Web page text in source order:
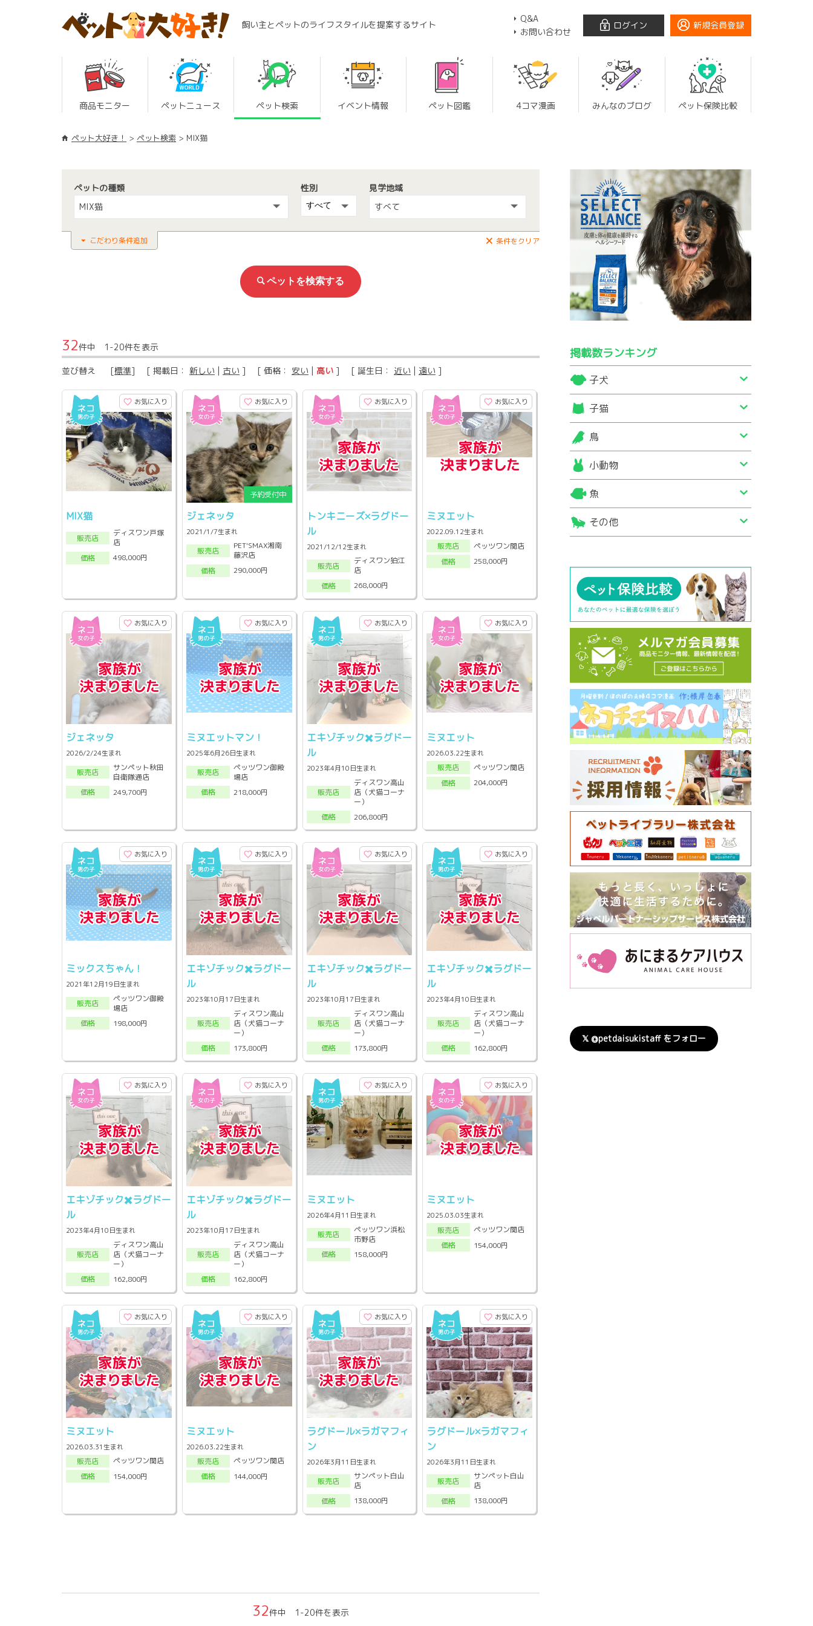
飼い主とペットのライフスタイルを提案するサイト
Q&A
お問い合わせ
ログイン 新規会員登録
商品モニター ペットニュース ペット検索 イベント情報 ペット図鑑 4コマ漫画 みんなのブログ ペット保険比較
ペット大好き！ ペット検索 MIX猫
ペットの種類
MIX猫
性別
見学地域
すべて
こだわり条件追加 条件をクリア
32件中 1-20件を表示
並び替え [標準] [ 掲載日： 新しい | 古い ] [ 価格： 安い | 高い ] [ 誕生日： 近い | 遠い ]
お気に入り
MIX猫
販売店
ディスワン戸塚
店
価格
498,000円
お気に入り
ジェネッタ
2021/1/7生まれ
販売店
PET'SMAX湘南
藤沢店
価格
290,000円
お気に入り
トンキニーズ×ラグドー
ル
2021/12/12生まれ
販売店
ディスワン狛江
店
価格
268,000円
お気に入り
ミヌエット
2022.09.12生まれ
販売店
ペッツワン関店
価格
258,000円
お気に入り
ジェネッタ
2026/2/24生まれ
販売店
サンペット秋田
自衛隊通店
価格
249,700円
お気に入り
ミヌエットマン！
2025年6月26日生まれ
販売店
ペッツワン御殿
場店
価格
218,000円
お気に入り
エキゾチック✖️ラグドー
ル
2023年4月10日生まれ
販売店
ディスワン高山
店（犬猫コーナ
ー）
価格
206,800円
お気に入り
ミヌエット
2026.03.22生まれ
販売店
ペッツワン関店
価格
204,000円
お気に入り
ミックスちゃん！
2021年12月19日生まれ
販売店
ペッツワン御殿
場店
価格
198,000円
お気に入り
エキゾチック✖️ラグドー
ル
2023年10月17日生まれ
販売店
ディスワン高山
店（犬猫コーナ
ー）
価格
173,800円
お気に入り
エキゾチック✖️ラグドー
ル
2023年10月17日生まれ
販売店
ディスワン高山
店（犬猫コーナ
ー）
価格
173,800円
お気に入り
エキゾチック✖️ラグドー
ル
2023年4月10日生まれ
販売店
ディスワン高山
店（犬猫コーナ
ー）
価格
162,800円
お気に入り
エキゾチック✖️ラグドー
ル
2023年4月10日生まれ
販売店
ディスワン高山
店（犬猫コーナ
ー）
価格
162,800円
お気に入り
エキゾチック✖️ラグドー
ル
2023年10月17日生まれ
販売店
ディスワン高山
店（犬猫コーナ
ー）
価格
162,800円
お気に入り
ミヌエット
2026年4月11日生まれ
販売店
ペッツワン浜松
市野店
価格
158,000円
お気に入り
ミヌエット
2025.03.03生まれ
販売店
ペッツワン関店
価格
154,000円
お気に入り
ミヌエット
2026.03.31生まれ
販売店
ペッツワン関店
価格
154,000円
お気に入り
ミヌエット
2026.03.22生まれ
販売店
ペッツワン関店
価格
144,000円
お気に入り
ラグドール×ラガマフィ
ン
2026年3月11日生まれ
販売店
サンペット白山
店
価格
138,000円
お気に入り
ラグドール×ラガマフィ
ン
2026年3月11日生まれ
販売店
サンペット白山
店
価格
138,000円
32件中 1-20件を表示
掲載数ランキング
子犬
子猫
鳥
小動物
魚
その他
𝕏 @petdaisukistaff をフォロー